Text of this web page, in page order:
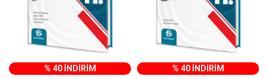
% 40 İNDİRİM
% 40 İNDİRİM